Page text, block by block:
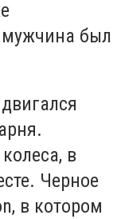
мужчина был
в
Черное
в котором